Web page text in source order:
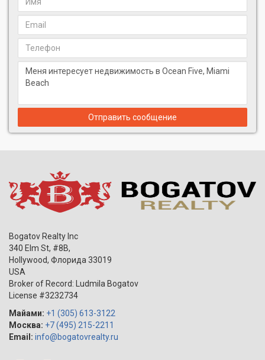
Отправить сообщение
Bogatov Realty Inc
340 Elm St, #8B,
Hollywood, Флорида 33019
USA
Broker of Record: Ludmila Bogatov
License #3232734
Майами: +1 (305) 613-3122
Москва: +7 (495) 215-2211
Email: info@bogatovrealty.ru